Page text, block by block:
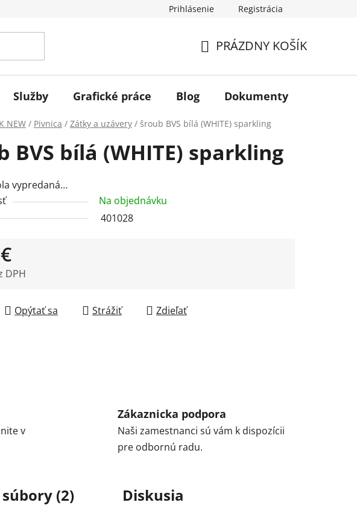
Prihlásenie Registrácia
KOŠÍK
PRÁZDNY KOŠÍK
Služby Grafické práce Blog Dokumenty
NEW / Pivnica / Zátky a uzávery / šroub BVS bílá (WHITE) sparkling
BVS bílá (WHITE) sparkling
vypredaná…
Na objednávku
401028
DPH
Opýtať sa Strážiť Zdieľať
v
Zákaznicka podpora
Naši zamestnanci sú vám k dispozícii
pre odbornú radu.
(2) Diskusia